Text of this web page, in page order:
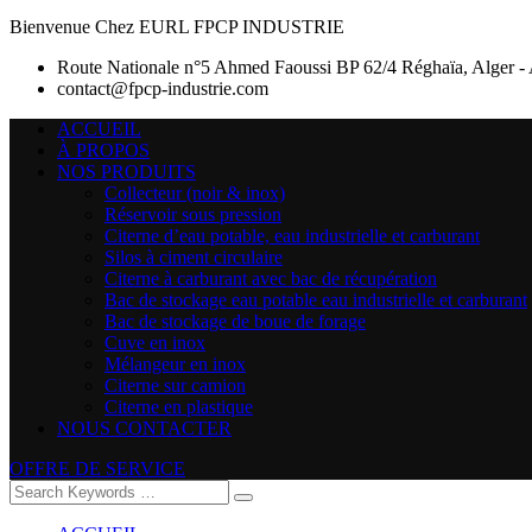
Bienvenue Chez EURL FPCP INDUSTRIE
Route Nationale n°5 Ahmed Faoussi BP 62/4 Réghaïa, Alger -
contact@fpcp-industrie.com
ACCUEIL
À PROPOS
NOS PRODUITS
Collecteur (noir & inox)
Réservoir sous pression
Citerne d’eau potable, eau industrielle et carburant
Silos à ciment circulaire
Citerne à carburant avec bac de récupération
Bac de stockage eau potable eau industrielle et carburant
Bac de stockage de boue de forage
Cuve en inox
Mélangeur en inox
Citerne sur camion
Citerne en plastique
NOUS CONTACTER
OFFRE DE SERVICE